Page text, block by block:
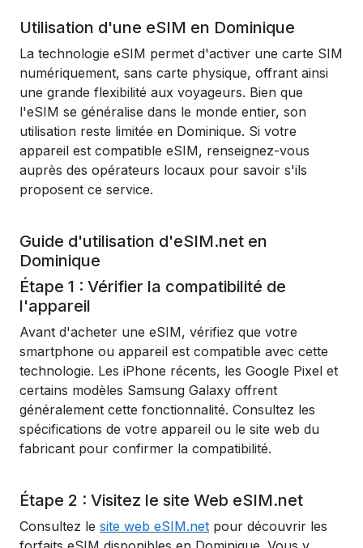
Utilisation d'une eSIM en Dominique
La technologie eSIM permet d'activer une carte SIM
numériquement, sans carte physique, offrant ainsi
une grande flexibilité aux voyageurs. Bien que
l'eSIM se généralise dans le monde entier, son
utilisation reste limitée en Dominique. Si votre
appareil est compatible eSIM, renseignez-vous
auprès des opérateurs locaux pour savoir s'ils
proposent ce service.
Guide d'utilisation d'eSIM.net en
Dominique
Étape 1 : Vérifier la compatibilité de
l'appareil
Avant d'acheter une eSIM, vérifiez que votre
smartphone ou appareil est compatible avec cette
technologie. Les iPhone récents, les Google Pixel et
certains modèles Samsung Galaxy offrent
généralement cette fonctionnalité. Consultez les
spécifications de votre appareil ou le site web du
fabricant pour confirmer la compatibilité.
Étape 2 : Visitez le site Web eSIM.net
Consultez le site web eSIM.net pour découvrir les